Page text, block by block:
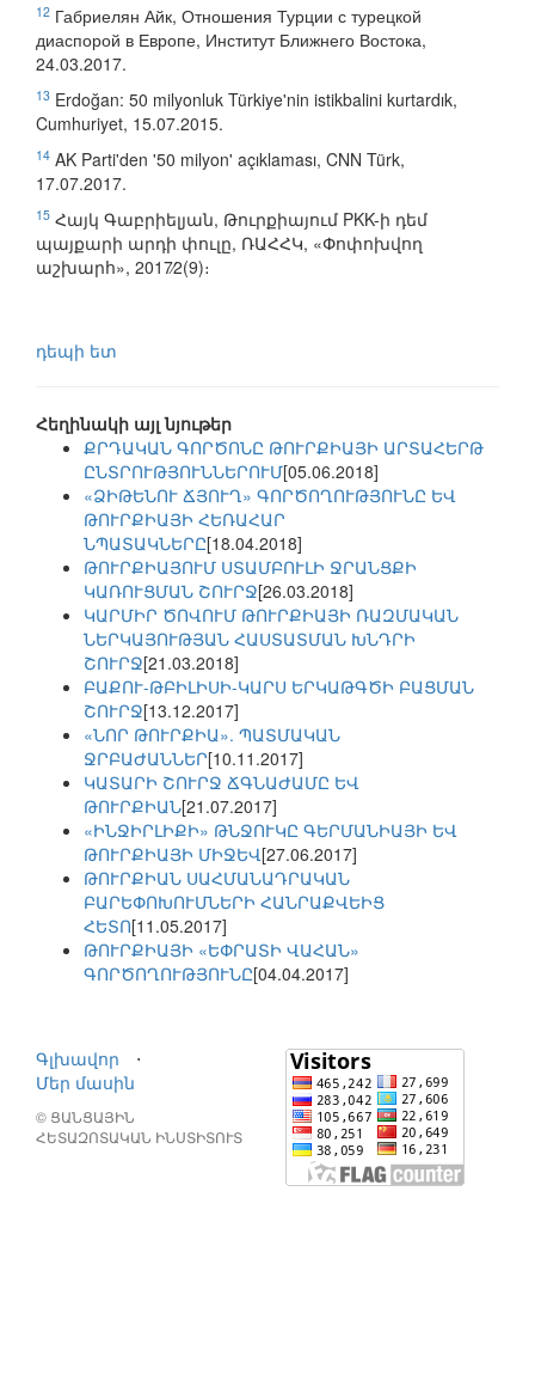
12 Габриелян Айк, Отношения Турции с турецкой
диаспорой в Европе, Институт Ближнего Востока,
24.03.2017.
13 Erdoğan: 50 milyonluk Türkiye'nin istikbalini kurtardık,
Cumhuriyet, 15.07.2015.
14 AK Parti'den '50 milyon' açıklaması, CNN Türk,
17.07.2017.
15 Հայկ Գաբրիելյան, Թուրքիայում PKK-ի դեմ
պայքարի արդի փուլը, ՌԱՀՀԿ, «Փոփոխվող
աշխարհ», 2017∕2(9)։
դեպի ետ
Հեղինակի այլ նյութեր
ՔՐԴԱԿԱՆ ԳՈՐԾՈՆԸ ԹՈՒՐՔԻԱՅԻ ԱՐՏԱՀԵՐԹ
ԸՆՏՐՈՒԹՅՈՒՆՆԵՐՈՒՄ[05.06.2018]
«ՁԻԹԵՆՈՒ ՃՅՈՒՂ» ԳՈՐԾՈՂՈՒԹՅՈՒՆԸ ԵՎ
ԹՈՒՐՔԻԱՅԻ ՀԵՌԱՀԱՐ
ՆՊԱՏԱԿՆԵՐԸ[18.04.2018]
ԹՈՒՐՔԻԱՅՈՒՄ ՍՏԱՄԲՈՒԼԻ ՋՐԱՆՑՔԻ
ԿԱՌՈՒՑՄԱՆ ՇՈՒՐՋ[26.03.2018]
ԿԱՐՄԻՐ ԾՈՎՈՒՄ ԹՈՒՐՔԻԱՅԻ ՌԱԶՄԱԿԱՆ
ՆԵՐԿԱՅՈՒԹՅԱՆ ՀԱՍՏԱՏՄԱՆ ԽՆԴՐԻ
ՇՈՒՐՋ[21.03.2018]
ԲԱՔՈՒ-ԹԲԻԼԻՍԻ-ԿԱՐՍ ԵՐԿԱԹԳԾԻ ԲԱՑՄԱՆ
ՇՈՒՐՋ[13.12.2017]
«ՆՈՐ ԹՈՒՐՔԻԱ». ՊԱՏՄԱԿԱՆ
ՋՐԲԱԺԱՆՆԵՐ[10.11.2017]
ԿԱՏԱՐԻ ՇՈՒՐՋ ՃԳՆԱԺԱՄԸ ԵՎ
ԹՈՒՐՔԻԱՆ[21.07.2017]
«ԻՆՋԻՐԼԻՔԻ» ԹՆՋՈՒԿԸ ԳԵՐՄԱՆԻԱՅԻ ԵՎ
ԹՈՒՐՔԻԱՅԻ ՄԻՋԵՎ[27.06.2017]
ԹՈՒՐՔԻԱՆ ՍԱՀՄԱՆԱԴՐԱԿԱՆ
ԲԱՐԵՓՈԽՈՒՄՆԵՐԻ ՀԱՆՐԱՔՎԵԻՑ
ՀԵՏՈ[11.05.2017]
ԹՈՒՐՔԻԱՅԻ «ԵՓՐԱՏԻ ՎԱՀԱՆ»
ԳՈՐԾՈՂՈՒԹՅՈՒՆԸ[04.04.2017]
Գլխավոր
⋅
Մեր մասին
© ՑԱՆՑԱՅԻՆ
ՀԵՏԱԶՈՏԱԿԱՆ ԻՆՍՏԻՏՈՒՏ